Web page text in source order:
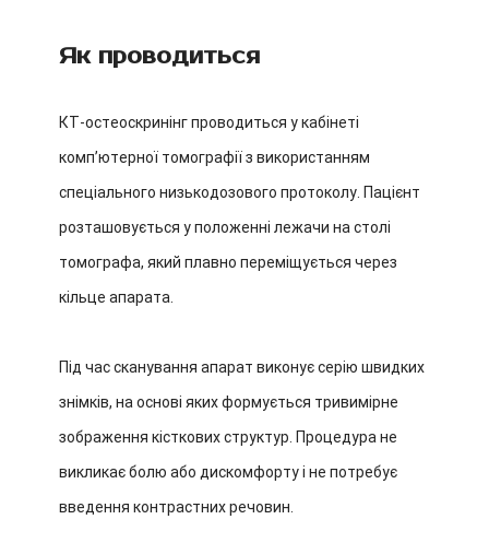
Як проводиться
КТ-остеоскринінг проводиться у кабінеті
комп’ютерної томографії з використанням
спеціального низькодозового протоколу. Пацієнт
розташовується у положенні лежачи на столі
томографа, який плавно переміщується через
кільце апарата.
Під час сканування апарат виконує серію швидких
знімків, на основі яких формується тривимірне
зображення кісткових структур. Процедура не
викликає болю або дискомфорту і не потребує
введення контрастних речовин.